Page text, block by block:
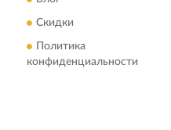
Скидки
Политика
конфиденциальности